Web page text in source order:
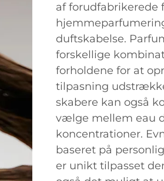
af forudfabrikerede
duftskabelse.
forskellige
forholdene for at
tilpasning
skabere kan også
vælge mellem eau
koncentrationer.
baseret på
er unikt tilpasset